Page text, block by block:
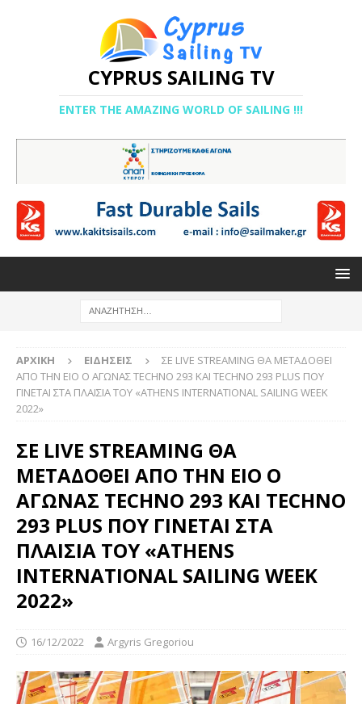
CYPRUS SAILING TV
ENTER THE AMAZING WORLD OF SAILING !!!
ΑΡΧΙΚΉ ΕΙΔΉΣΕΙΣ
ΣΕ LIVE STREAMING ΘΑ ΜΕΤΑΔΟΘΕΙ
ΑΠΟ ΤΗΝ ΕΙΟ Ο ΑΓΩΝΑΣ TECHNO 293 KAI TECHNO 293 PLUS ΠΟΥ
ΓΙΝΕΤΑΙ ΣΤΑ ΠΛΑΙΣΙΑ TOY «ATHENS INTERNATIONAL SAILING WEEK
2022»
ΣΕ LIVE STREAMING ΘΑ
ΜΕΤΑΔΟΘΕΙ ΑΠΟ ΤΗΝ ΕΙΟ Ο
ΑΓΩΝΑΣ TECHNO 293 KAI TECHNO
293 PLUS ΠΟΥ ΓΙΝΕΤΑΙ ΣΤΑ
ΠΛΑΙΣΙΑ TOY «ATHENS
INTERNATIONAL SAILING WEEK
2022»
16/12/2022 Argyris Gregoriou